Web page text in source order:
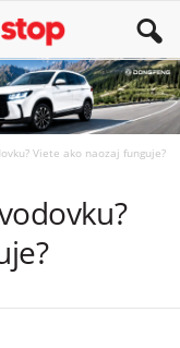
Viete ako naozaj funguje?